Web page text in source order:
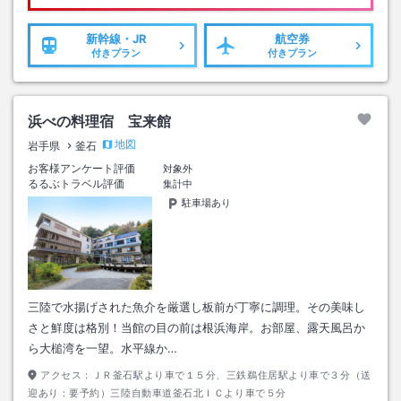
新幹線・JR
付きプラン
航空券
付きプラン
浜べの料理宿 宝来館
岩手県 釜石
地図
お客様アンケート評価
対象外
るるぶトラベル評価
集計中
駐車場あり
三陸で水揚げされた魚介を厳選し板前が丁寧に調理。その美味し
さと鮮度は格別！当館の目の前は根浜海岸。お部屋、露天風呂か
ら大槌湾を一望。水平線か…
アクセス：
ＪＲ釜石駅より車で１５分、三鉄鵜住居駅より車で３分（送
迎あり：要予約）三陸自動車道釜石北ＩＣより車で５分